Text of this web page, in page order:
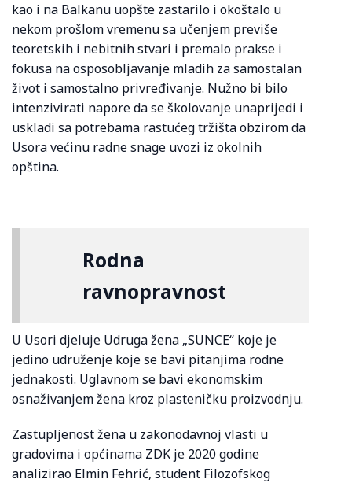
kao i na Balkanu uopšte zastarilo i okoštalo u
nekom prošlom vremenu sa učenjem previše
teoretskih i nebitnih stvari i premalo prakse i
fokusa na osposobljavanje mladih za samostalan
život i samostalno privređivanje. Nužno bi bilo
intenzivirati napore da se školovanje unaprijedi i
uskladi sa potrebama rastućeg tržišta obzirom da
Usora većinu radne snage uvozi iz okolnih
opština.
Rodna
ravnopravnost
U Usori djeluje Udruga žena „SUNCE“ koje je
jedino udruženje koje se bavi pitanjima rodne
jednakosti. Uglavnom se bavi ekonomskim
osnaživanjem žena kroz plasteničku proizvodnju.
Zastupljenost žena u zakonodavnoj vlasti u
gradovima i općinama ZDK je 2020 godine
analizirao Elmin Fehrić, student Filozofskog